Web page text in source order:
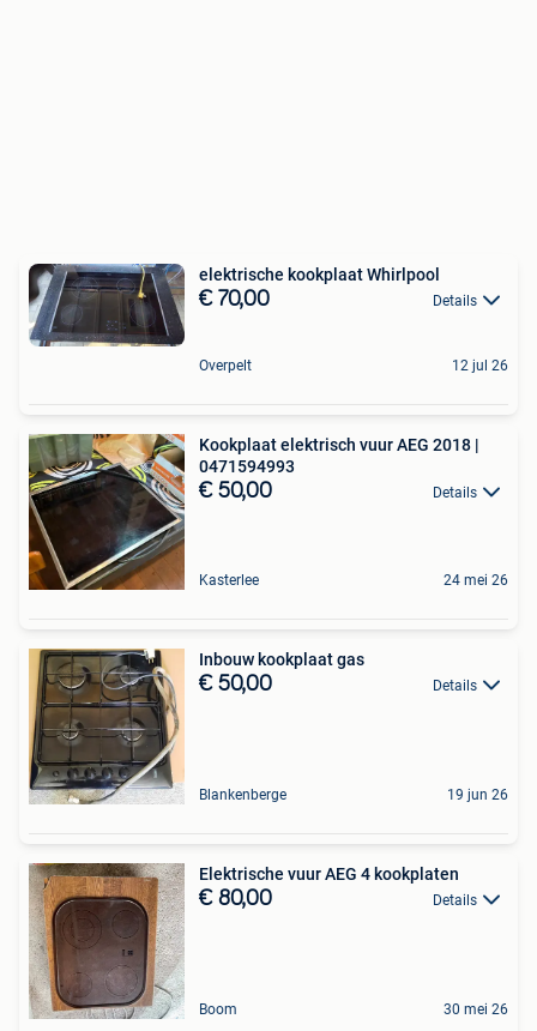
elektrische kookplaat Whirlpool
€ 70,00 Details
Overpelt 12 jul 26
Kookplaat elektrisch vuur AEG 2018 |
0471594993
€ 50,00 Details
Kasterlee 24 mei 26
Inbouw kookplaat gas
€ 50,00 Details
Blankenberge 19 jun 26
Elektrische vuur AEG 4 kookplaten
€ 80,00 Details
Boom 30 mei 26